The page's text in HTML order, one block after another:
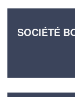
SOCIÉTÉ